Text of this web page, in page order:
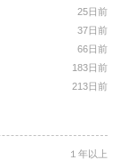
25日前
37日前
66日前
183日前
213日前
１年以上